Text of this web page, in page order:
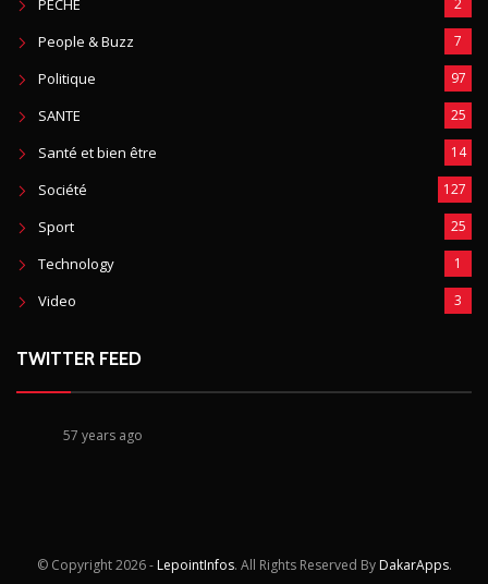
PECHE 2
People & Buzz 7
Politique 97
SANTE 25
Santé et bien être 14
Société 127
Sport 25
Technology 1
Video 3
TWITTER FEED
57 years ago
© Copyright2026 - LepointInfos. All Rights Reserved By DakarApps.